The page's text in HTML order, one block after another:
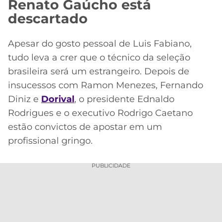
Renato Gaúcho está
descartado
Apesar do gosto pessoal de Luis Fabiano,
tudo leva a crer que o técnico da seleção
brasileira será um estrangeiro. Depois de
insucessos com Ramon Menezes, Fernando
Diniz e Dorival, o presidente Ednaldo
Rodrigues e o executivo Rodrigo Caetano
estão convictos de apostar em um
profissional gringo.
PUBLICIDADE